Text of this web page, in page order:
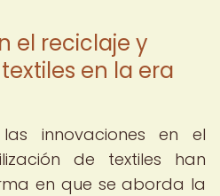
el reciclaje y
en la era
innovaciones en el
de textiles han
en que se aborda la